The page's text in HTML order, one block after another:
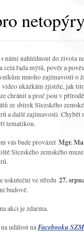
námi nahlédnout do života
celá řada mýtů, pověr a
mnoho zajímavostí o
video ukázkám zjistíte, jak
chránit a proč jsou v
ze sbírek Slezského
a další zajímavosti.
tematikou.
vás bude provázet Mgr.
Slezského zemského
uskuteční ve středu 27.
budově.
akci je zdarma.
událost naFacebooku SZM